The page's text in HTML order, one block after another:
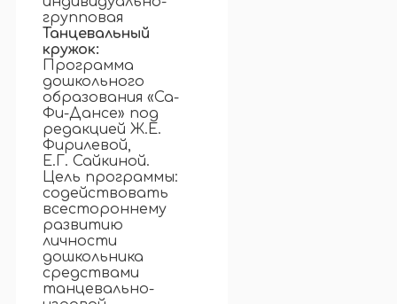
групповая
Танцевальный
кружок:
Программа
дошкольного
образования «Са-
Фи-Дансе» под
редакцией Ж.Е.
Фирилевой,
Е.Г. Сайкиной.
Цель программы:
содействовать
всестороннему
развитию
личности
дошкольника
средствами
танцевально-